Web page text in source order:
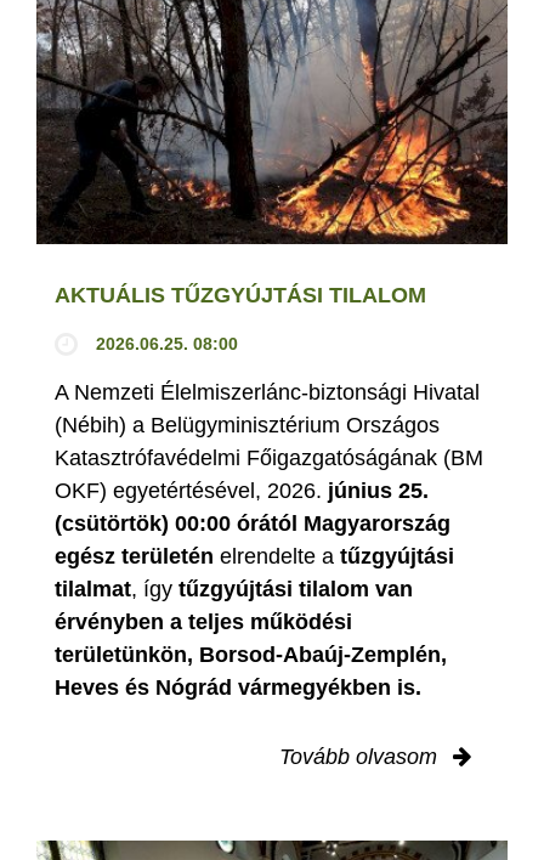
AKTUÁLIS TŰZGYÚJTÁSI TILALOM
2026.06.25. 08:00
A Nemzeti Élelmiszerlánc-biztonsági Hivatal
(Nébih) a Belügyminisztérium Országos
Katasztrófavédelmi Főigazgatóságának (BM
OKF) egyetértésével, 2026. június 25.
(csütörtök) 00:00 órától Magyarország
egész területén elrendelte a tűzgyújtási
tilalmat, így tűzgyújtási tilalom van
érvényben a teljes működési
területünkön, Borsod-Abaúj-Zemplén,
Heves és Nógrád vármegyékben is.
Tovább olvasom